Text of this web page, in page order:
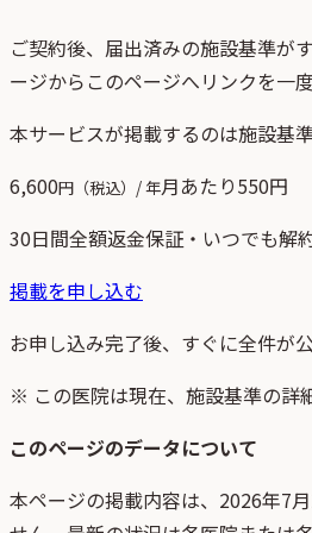
ご契約後、 届出済みの施設基準が
ージからこのページへリンクを一
本サービスが掲載するのは施設基
6,600円（税込）/ 年月あたり550円
30日間全額返金保証・いつでも解
掲載を申し込む
お申し込み完了後、すぐに全件が
※ この医院は現在、施設基準の詳
このページのデータについて
本ページの掲載内容は、 2026年7